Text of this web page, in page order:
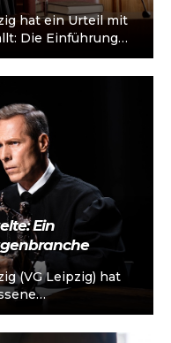
hat ein Urteil mit
Die Einführung
für
Ein
(VG Leipzig) hat
als
Entscheidung…